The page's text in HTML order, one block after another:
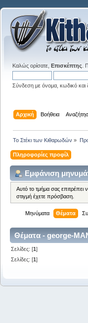
Καλώς ορίσατε, Επισκέπτης .
Σύνδεση με όνομα, κωδικό και
Αρχική Βοήθεια
Το Στέκι των Κιθαρωδών »
Πληροφορίες προφίλ
Εμφάνιση
Αυτό το τμήμα σας
στιγμή έχετε πρόσβαση.
Μηνύματα Θέματα
Θέματα - george-
Σελίδες: [1]
Σελίδες: [1]